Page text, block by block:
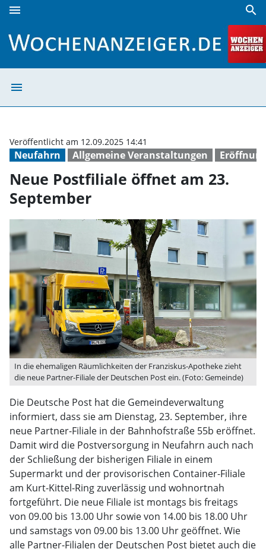
menu search
menu
Neufahrn Allgemeine Veranstaltungen
Veröffentlicht am 12.09.2025 14:41
Neue Postfiliale öffnet am 23.
September
In die ehemaligen Räumlichkeiten der Franziskus-Apotheke zieht
die neue Partner-Filiale der Deutschen Post ein. (Foto: Gemeinde)
Die Deutsche Post hat die Gemeindeverwaltung
informiert, dass sie am Dienstag, 23. September, ihre
neue Partner-Filiale in der Bahnhofstraße 55b eröffnet.
Damit wird die Postversorgung in Neufahrn auch nach
der Schließung der bisherigen Filiale in einem
Supermarkt und der provisorischen Container-Filiale
am Kurt-Kittel-Ring zuverlässig und wohnortnah
fortgeführt. Die neue Filiale ist montags bis freitags
von 09.00 bis 13.00 Uhr sowie von 14.00 bis 18.00 Uhr
und samstags von 09.00 bis 13.00 Uhr geöffnet. Wie
alle Partner-Filialen der Deutschen Post bietet auch die